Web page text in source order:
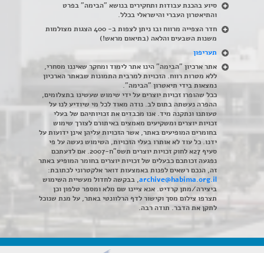
סיוע בהכנת עבודות ותחקירים בנושא "הבימה" בפרט
והתיאטרון העברי והישראלי בכלל.
חדר הצפייה מרווח ובו ניתן לצפות ב- 400 הצגות מצולמות
משנות השבעים והלאה (בתיאום מראש!)
תעריפון
אתר ארכיון "הבימה" הינו אתר לימוד ומחקר שאיננו מסחרי,
ללא מטרות רווח. הזכויות למרבית התמונות שבאתר הארכיון
נמצאות בידי תיאטרון "הבימה".
ככל שהופרו זכויות יוצרים על ידי שימוש שעשינו בתצלומים,
ההפרה נעשתה בתום לב. נודה מאוד לכל מי שיודיע לנו על
טעותנו ונתקנה מיד. אנו מכבדים את זכויותיהם של בעלי
זכויות יוצרים ומשקיעים מאמצים באיתורם לצורך שימוש
בחומרים המופיעים באתר, אשר הזכויות עליהן אינן ידועות על
ידנו. כל עוד לא אותרו בעלי הזכויות, השימוש נעשה על פי
סעיף 27א לחוק זכויות יוצרים תשס"ח-2007. אם לדעתכם
נפגעה זכותכם כבעלים של זכויות יוצרים בחומר המופיע באתר
זה, הנכם רשאים לפנות באמצעות דואר אלקטרוני לכתובת:
archive@habima.org.il, בבקשה לחדול מעשיית השימוש
ביצירה/מתן קרדיט. אנא ציינו שם מלא ומספר טלפון וכן
תצרפו צילום מסך וקישור לדף הרלוונטי באתר, על מנת שנוכל
לתקן את הדבר. תודה רבה.